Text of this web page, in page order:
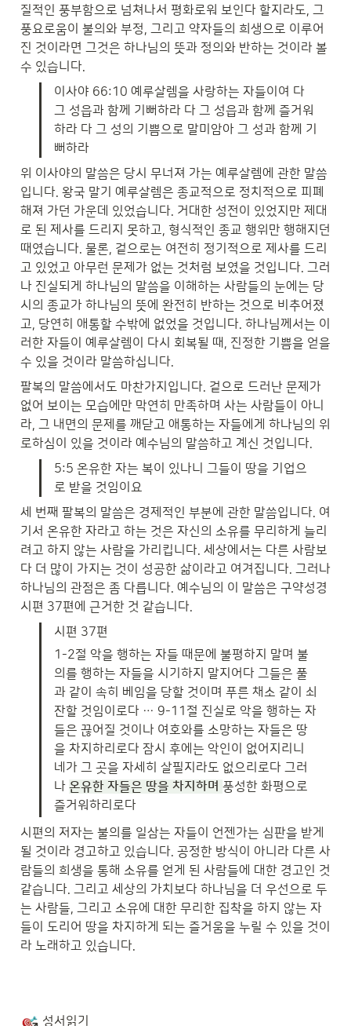
질적인 풍부함으로 넘쳐나서 평화로워 보인다 할지라도, 그
풍요로움이 불의와 부정, 그리고 약자들의 희생으로 이루어
진 것이라면 그것은 하나님의 뜻과 정의와 반하는 것이라 볼
수 있습니다.
이사야 66:10 예루살렘을 사랑하는 자들이여 다
그 성읍과 함께 기뻐하라 다 그 성읍과 함께 즐거워
하라 다 그 성의 기쁨으로 말미암아 그 성과 함께 기
뻐하라
위 이사야의 말씀은 당시 무너져 가는 예루살렘에 관한 말씀
입니다. 왕국 말기 예루살렘은 종교적으로 정치적으로 피폐
해져 가던 가운데 있었습니다. 거대한 성전이 있었지만 제대
로 된 제사를 드리지 못하고, 형식적인 종교 행위만 행해지던
때였습니다. 물론, 겉으로는 여전히 정기적으로 제사를 드리
고 있었고 아무런 문제가 없는 것처럼 보였을 것입니다. 그러
나 진실되게 하나님의 말씀을 이해하는 사람들의 눈에는 당
시의 종교가 하나님의 뜻에 완전히 반하는 것으로 비추어졌
고, 당연히 애통할 수밖에 없었을 것입니다. 하나님께서는 이
러한 자들이 예루살렘이 다시 회복될 때, 진정한 기쁨을 얻을
수 있을 것이라 말씀하십니다.
팔복의 말씀에서도 마찬가지입니다. 겉으로 드러난 문제가
없어 보이는 모습에만 막연히 만족하며 사는 사람들이 아니
라, 그 내면의 문제를 깨닫고 애통하는 자들에게 하나님의 위
로하심이 있을 것이라 예수님의 말씀하고 계신 것입니다.
5:5 온유한 자는 복이 있나니 그들이 땅을 기업으
로 받을 것임이요
세 번째 팔복의 말씀은 경제적인 부분에 관한 말씀입니다. 여
기서 온유한 자라고 하는 것은 자신의 소유를 무리하게 늘리
려고 하지 않는 사람을 가리킵니다. 세상에서는 다른 사람보
다 더 많이 가지는 것이 성공한 삶이라고 여겨집니다. 그러나
하나님의 관점은 좀 다릅니다. 예수님의 이 말씀은 구약성경
시편 37편에 근거한 것 같습니다.
시편 37편
1-2절 악을 행하는 자들 때문에 불평하지 말며 불
의를 행하는 자들을 시기하지 말지어다 그들은 풀
과 같이 속히 베임을 당할 것이며 푸른 채소 같이 쇠
잔할 것임이로다 … 9-11절 진실로 악을 행하는 자
들은 끊어질 것이나 여호와를 소망하는 자들은 땅
을 차지하리로다 잠시 후에는 악인이 없어지리니
네가 그 곳을 자세히 살필지라도 없으리로다 그러
나 온유한 자들은 땅을 차지하며 풍성한 화평으로
즐거워하리로다
시편의 저자는 불의를 일삼는 자들이 언젠가는 심판을 받게
될 것이라 경고하고 있습니다. 공정한 방식이 아니라 다른 사
람들의 희생을 통해 소유를 얻게 된 사람들에 대한 경고인 것
같습니다. 그리고 세상의 가치보다 하나님을 더 우선으로 두
는 사람들, 그리고 소유에 대한 무리한 집착을 하지 않는 자
들이 도리어 땅을 차지하게 되는 즐거움을 누릴 수 있을 것이
라 노래하고 있습니다.
성서읽기